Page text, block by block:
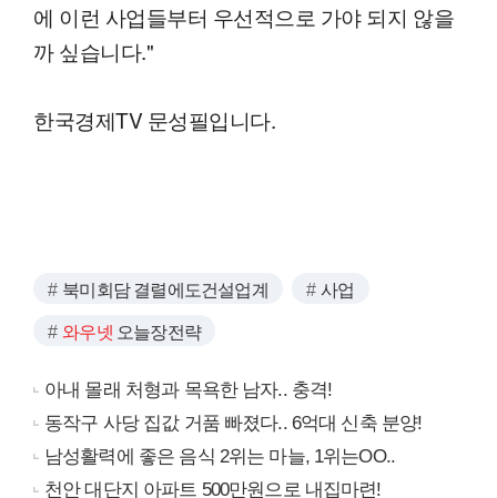
에 이런 사업들부터 우선적으로 가야 되지 않을
까 싶습니다."
한국경제TV 문성필입니다.
북미회담 결렬에도건설업계 사업
와우넷 오늘장전략
아내 몰래 처형과 목욕한 남자.. 충격!
동작구 사당 집값 거품 빠졌다.. 6억대 신축 분양!
남성활력에 좋은 음식 2위는 마늘, 1위는OO..
천안 대단지 아파트 500만원으로 내집마련!